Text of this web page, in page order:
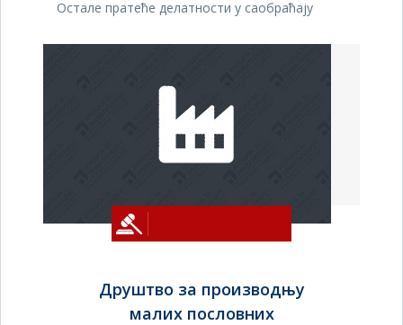
Остале пратеће делатности у саобраћају
Друштво за производњу
малих пословних